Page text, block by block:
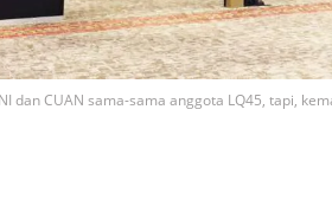
dan CUAN sama-sama anggota LQ45, tapi,